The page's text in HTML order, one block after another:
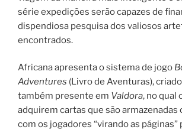
série expedições serão capazes de
dispendiosa pesquisa dos valiosos
encontrados.
Africana apresenta o sistema de jogo
Adventures (Livro de Aventuras),
também presente em Valdora, no qual
adquirem cartas que são armazenadas
com os jogadores “virando as